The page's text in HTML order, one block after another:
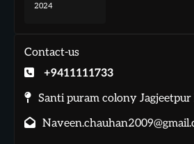
2024
Contact-us
+9411111733
Santi puram colony